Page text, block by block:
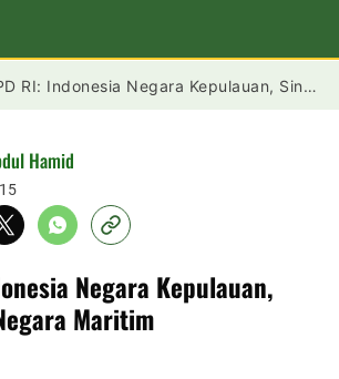
RI: Indonesia Negara Kepulauan, Singapura Negara Maritim
Hamid
Negara Kepulauan,
Maritim